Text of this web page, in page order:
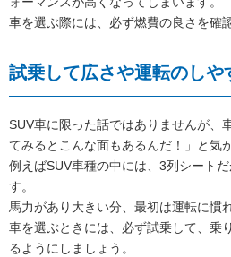
車を選ぶ際には、必ず燃費の良さを確
試乗して広さや運転のしや
SUV車に限った話ではありませんが、
てみるとこんな面もあるんだ！」と気
例えばSUV車種の中には、3列シート
す。
馬力があり大きい分、最初は運転に慣
車を選ぶときには、必ず試乗して、乗
るようにしましょう。